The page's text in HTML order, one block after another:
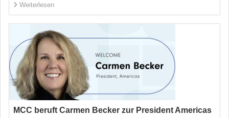
Weiterlesen
MCC beruft Carmen Becker zur President Americas